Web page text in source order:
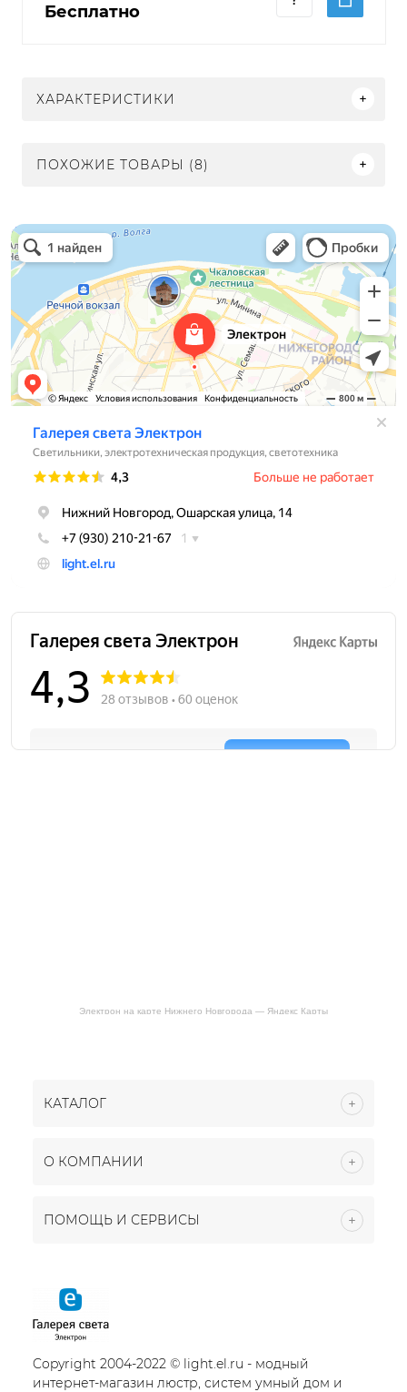
Бесплатно
ХАРАКТЕРИСТИКИ
ПОХОЖИЕ ТОВАРЫ (8)
Электрон
Светильники в Нижнем Новгороде
Электротехническая продукция в Нижнем Новгороде
Электрон на карте Нижнего Новгорода — Яндекс Карты
КАТАЛОГ
О КОМПАНИИ
ПОМОЩЬ И СЕРВИСЫ
Copyright 2004-2022 © light.el.ru - модный
интернет-магазин люстр, систем умный дом и